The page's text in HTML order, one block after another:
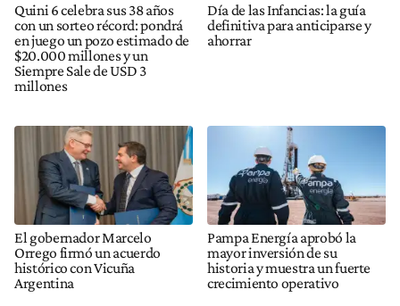
Quini 6 celebra sus 38 años
con un sorteo récord: pondrá
en juego un pozo estimado de
$20.000 millones y un
Siempre Sale de USD 3
millones
Día de las Infancias: la guía
definitiva para anticiparse y
ahorrar
El gobernador Marcelo
Orrego firmó un acuerdo
histórico con Vicuña
Argentina
Pampa Energía aprobó la
mayor inversión de su
historia y muestra un fuerte
crecimiento operativo